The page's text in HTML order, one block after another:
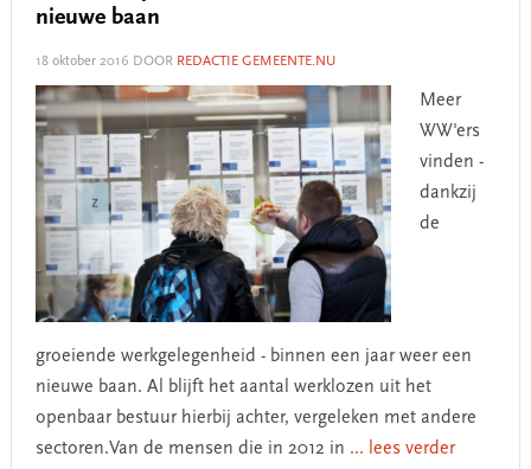
nieuwe baan
18 oktober 2016 DOOR REDACTIE GEMEENTE.NU
Meer
WW'ers
vinden -
dankzij
de
groeiende werkgelegenheid - binnen een jaar weer een
nieuwe baan. Al blijft het aantal werklozen uit het
openbaar bestuur hierbij achter, vergeleken met andere
sectoren.Van de mensen die in 2012 in ... lees verder